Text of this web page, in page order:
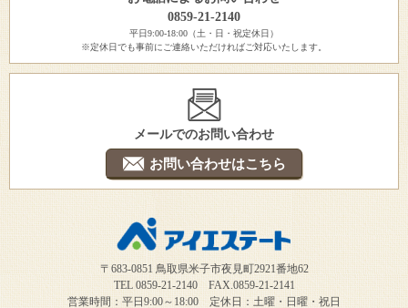
0859-21-2140
平日9:00-18:00（土・日・祝定休日）
※定休日でも事前にご連絡いただければご対応いたします。
メールでのお問い合わせ
お問い合わせはこちら
〒683-0851 鳥取県米子市夜見町2921番地62
TEL 0859-21-2140 FAX.0859-21-2141
営業時間：平日9:00～18:00 定休日：土曜・日曜・祝日